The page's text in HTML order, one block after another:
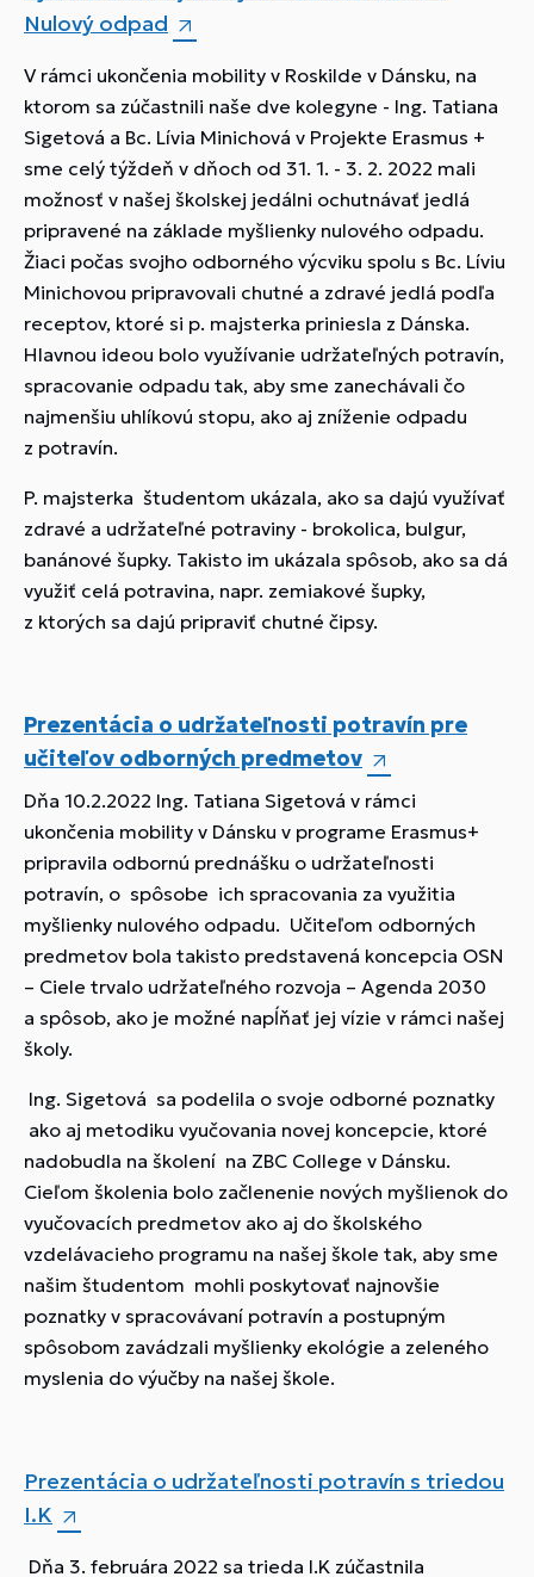
Nulový odpad
V rámci ukončenia mobility v Roskilde v Dánsku, na
ktorom sa zúčastnili naše dve kolegyne - Ing. Tatiana
Sigetová a Bc. Lívia Minichová v Projekte Erasmus +
sme celý týždeň v dňoch od 31. 1. - 3. 2. 2022 mali
možnosť v našej školskej jedálni ochutnávať jedlá
pripravené na základe myšlienky nulového odpadu.
Žiaci počas svojho odborného výcviku spolu s Bc. Líviu
Minichovou pripravovali chutné a zdravé jedlá podľa
receptov, ktoré si p. majsterka priniesla z Dánska.
Hlavnou ideou bolo využívanie udržateľných potravín,
spracovanie odpadu tak, aby sme zanechávali čo
najmenšiu uhlíkovú stopu, ako aj zníženie odpadu
z potravín.
P. majsterka študentom ukázala, ako sa dajú využívať
zdravé a udržateľné potraviny - brokolica, bulgur,
banánové šupky. Takisto im ukázala spôsob, ako sa dá
využiť celá potravina, napr. zemiakové šupky,
z ktorých sa dajú pripraviť chutné čipsy.
Prezentácia o udržateľnosti potravín pre
učiteľov odborných predmetov
Dňa 10.2.2022 Ing. Tatiana Sigetová v rámci
ukončenia mobility v Dánsku v programe Erasmus+
pripravila odbornú prednášku o udržateľnosti
potravín, o spôsobe ich spracovania za využitia
myšlienky nulového odpadu. Učiteľom odborných
predmetov bola takisto predstavená koncepcia OSN
– Ciele trvalo udržateľného rozvoja – Agenda 2030
a spôsob, ako je možné napĺňať jej vízie v rámci našej
školy.
Ing. Sigetová sa podelila o svoje odborné poznatky
ako aj metodiku vyučovania novej koncepcie, ktoré
nadobudla na školení na ZBC College v Dánsku.
Cieľom školenia bolo začlenenie nových myšlienok do
vyučovacích predmetov ako aj do školského
vzdelávacieho programu na našej škole tak, aby sme
našim študentom mohli poskytovať najnovšie
poznatky v spracovávaní potravín a postupným
spôsobom zavádzali myšlienky ekológie a zeleného
myslenia do výučby na našej škole.
Prezentácia o udržateľnosti potravín s triedou
I.K
Dňa 3. februára 2022 sa trieda I.K zúčastnila